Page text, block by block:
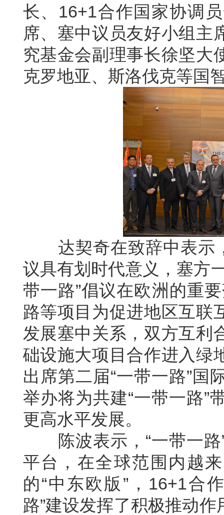
长、16+1合作国家协调
席、塞中议员友好小组主
究基金会副理事长徐坚大
克罗地亚、斯洛伐克等国
达契奇在致辞中表示，
议具有划时代意义，塞方
带一路”倡议在欧洲的重
路等项目为促进地区互联
发展塞中关系，双方互利
础设施大项目合作进入绿
出席第二届“一带一路”国
举办将为共建“一带一路”
更高水平发展。
陈波表示，“一带一路
平台，在全球范围内越
的“中东欧版”，16+1合
路”建设发挥了积极推动